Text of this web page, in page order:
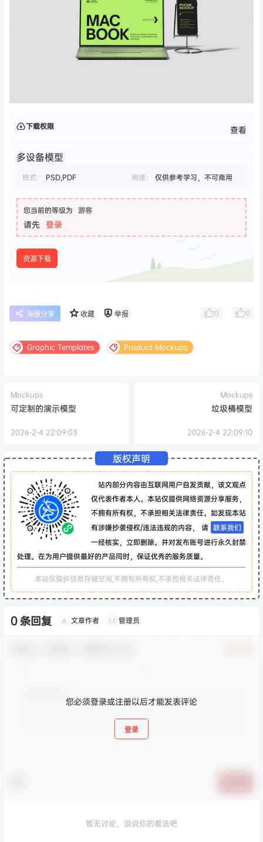
下载权限 查看
多设备模型
格式： PSD,PDF 用途： 仅供参考学习，不可商用
您当前的等级为 游客
请先 登录
资源下载
海报分享 收藏 举报 0 0
Graphic Templates Product Mockups
Mockups
可定制的演示模型
2026-2-4 22:09:03
Mockups
垃圾桶模型
2026-2-4 22:09:10
版权声明
站内部分内容由互联网用户自发贡献，该文观点
仅代表作者本人。本站仅提供网络资源分享服务，
不拥有所有权，不承担相关法律责任。如发现本站
有涉嫌抄袭侵权/违法违规的内容， 请 联系我们
一经核实，立即删除。并对发布账号进行永久封禁
处理。在为用户提供最好的产品同时，保证优秀的服务质量。
本站仅提供信息存储空间,不拥有所有权,不承担相关法律责任。
0 条回复 A 文章作者 M 管理员
您必须登录或注册以后才能发表评论
登录
暂无讨论，说说你的看法吧